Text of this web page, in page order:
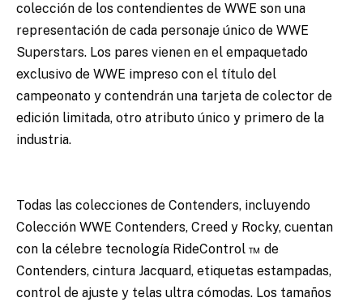
colección de los contendientes de WWE son una
representación de cada personaje único de WWE
Superstars. Los pares vienen en el empaquetado
exclusivo de WWE impreso con el título del
campeonato y contendrán una tarjeta de colector de
edición limitada, otro atributo único y primero de la
industria.
Todas las colecciones de Contenders, incluyendo
Colección WWE Contenders, Creed y Rocky, cuentan
con la célebre tecnología RideControl ™ de
Contenders, cintura Jacquard, etiquetas estampadas,
control de ajuste y telas ultra cómodas. Los tamaños